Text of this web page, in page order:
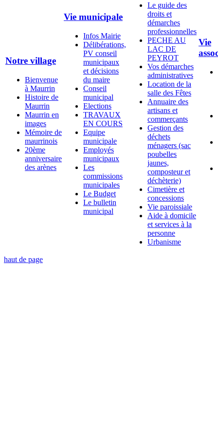
Notre village
Bienvenue
à Maurrin
Histoire de
Maurrin
Maurrin en
images
Mémoire de
maurrinois
20ème
anniversaire
des arènes
Vie municipale
Infos Mairie
Délibérations,
PV conseil
municipaux
et décisions
du maire
Conseil
municipal
Elections
TRAVAUX
EN COURS
Equipe
municipale
Employés
municipaux
Les
commissions
municipales
Le Budget
Le bulletin
municipal
Le guide des
droits et
démarches
professionnelles
PECHE AU
LAC DE
PEYROT
Vos démarches
administratives
Location de la
salle des Fêtes
Annuaire des
artisans et
commerçants
Gestion des
déchets
ménagers (sac
poubelles
jaunes,
composteur et
déchèterie)
Cimetière et
concessions
Vie paroissiale
Aide à domicile
et services à la
personne
Urbanisme
Vie
haut de page